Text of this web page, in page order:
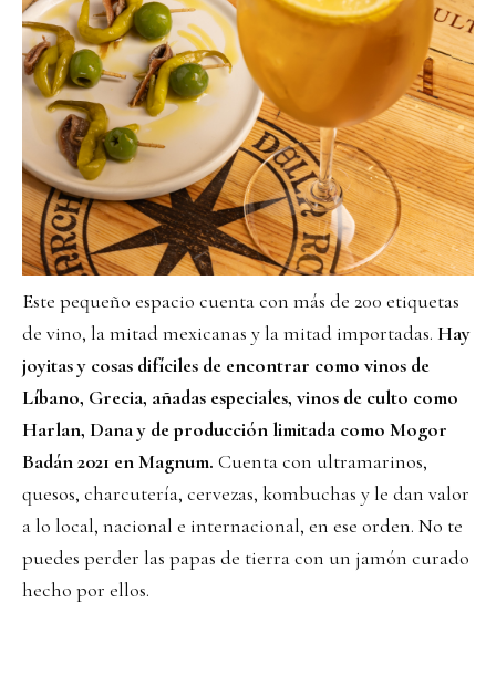
Este pequeño espacio cuenta con más de 200 etiquetas
de vino, la mitad mexicanas y la mitad importadas. Hay
joyitas y cosas difíciles de encontrar como vinos de
Líbano, Grecia, añadas especiales, vinos de culto como
Harlan, Dana y de producción limitada como Mogor
Badán 2021 en Magnum. Cuenta con ultramarinos,
quesos, charcutería, cervezas, kombuchas y le dan valor
a lo local, nacional e internacional, en ese orden. No te
puedes perder las papas de tierra con un jamón curado
hecho por ellos.